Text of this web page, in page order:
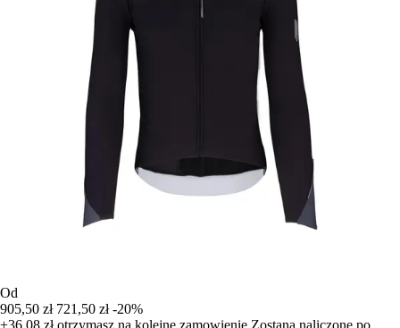
Od
905,50 zł 721,50 zł -20%
+36,08 złotrzymasz na kolejne zamowienie Zostana naliczone po